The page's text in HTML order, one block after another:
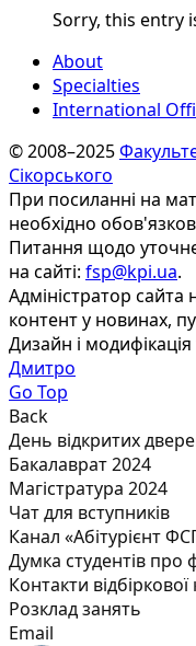
Sorry, this entry
About
Specialties
International
© 2008–2025
Сікорського
При посиланні на
необхідно
Питання щодо
на сайті: fsp@kpi.ua.
Адміністратор сайта
контент у новинах,
Дизайн і
Дмитро
Go Top
Back
День відкритих
Бакалаврат 2024
Магістратура 2024
Чат для вступників
Канал «Абітурієнт
Думка студентів про
Контакти відбіркової
Розклад занять
Email